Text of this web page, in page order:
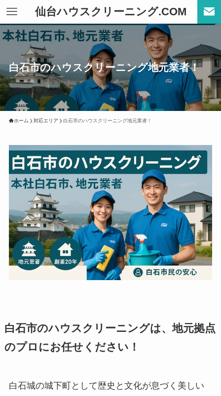
仙台ハウスクリーニング.COM
白石市のハウスクリーニング地元業者！
ホーム 対応エリア 白石市のハウスクリーニング地元業者！
白石市のハウスクリーニングは、地元拠点
のプロにお任せください！
白石城の城下町として歴史と文化が息づく美しい